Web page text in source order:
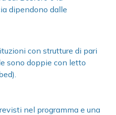
dipendono dalle
con strutture di pari
sono doppie con letto
nel programma e una